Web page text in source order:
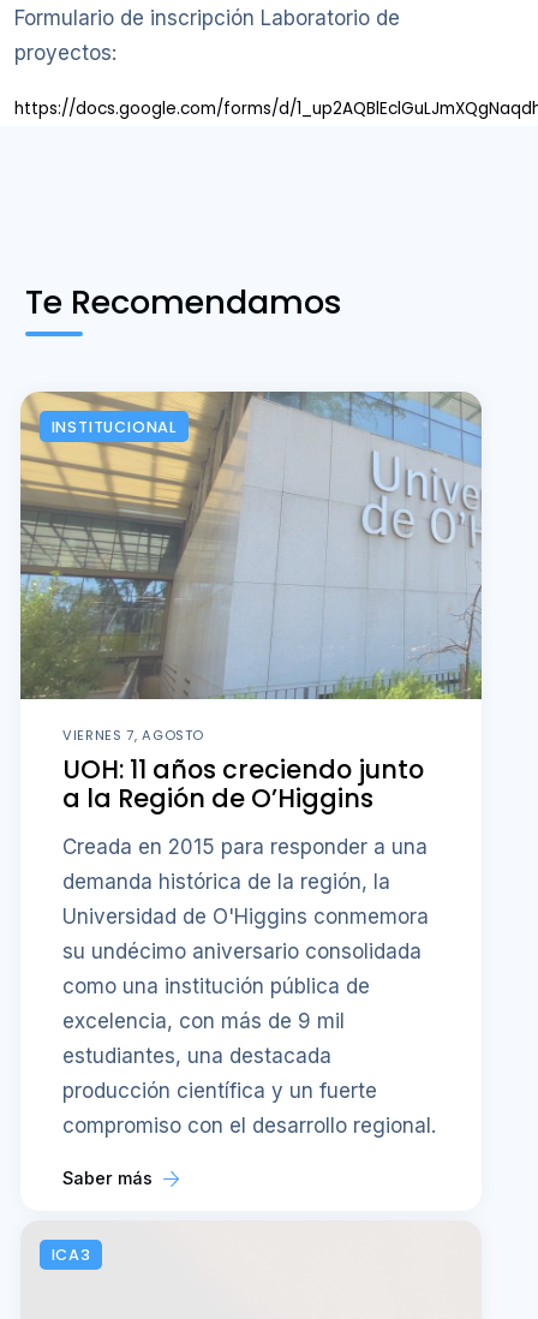
Formulario de inscripción Laboratorio de
proyectos:
https://docs.google.com/forms/d/
Te Recomendamos
INSTITUCIONAL
VIERNES 7, AGOSTO
UOH: 11 años creciendo junto
a la Región de O’Higgins
Creada en 2015 para responder a una
demanda histórica de la región, la
Universidad de O'Higgins conmemora
su undécimo aniversario consolidada
como una institución pública de
excelencia, con más de 9 mil
estudiantes, una destacada
producción científica y un fuerte
compromiso con el desarrollo regional.
Saber más
ICA3